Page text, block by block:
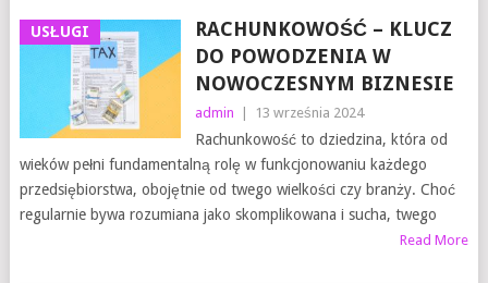
USŁUGI
RACHUNKOWOŚĆ – KLUCZ
DO POWODZENIA W
NOWOCZESNYM BIZNESIE
admin 13 września 2024
Rachunkowość to dziedzina, która od
wieków pełni fundamentalną rolę w funkcjonowaniu każdego
przedsiębiorstwa, obojętnie od twego wielkości czy branży. Choć
regularnie bywa rozumiana jako skomplikowana i sucha, twego
Read More